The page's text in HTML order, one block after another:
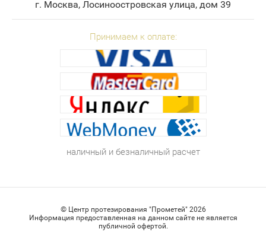
г. Москва, Лосиноостровская улица, дом 39
Принимаем к оплате:
наличный и безналичный расчет
©Центр протезирования "Прометей" 2026
Информация предоставленная на данном сайте не является
публичной офертой.